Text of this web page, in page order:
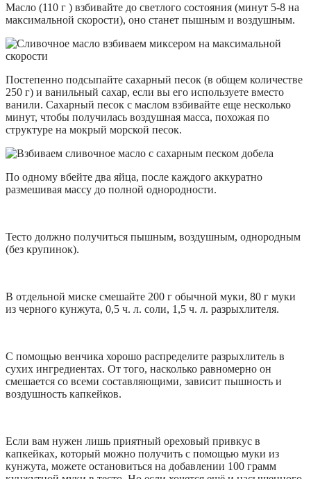
Масло (110 г ) взбивайте до светлого состояния (минут 5-8 на
максимальной скорости), оно станет пышным и воздушным.
Постепенно подсыпайте сахарный песок (в общем количестве
250 г) и ванильный сахар, если вы его используете вместо
ванили. Сахарный песок с маслом взбивайте еще несколько
минут, чтобы получилась воздушная масса, похожая по
структуре на мокрый морской песок.
По одному вбейте два яйца, после каждого аккуратно
размешивая массу до полной однородности.
Тесто должно получиться пышным, воздушным, однородным
(без крупинок).
В отдельной миске смешайте 200 г обычной муки, 80 г муки
из черного кунжута, 0,5 ч. л. соли, 1,5 ч. л. разрыхлителя.
С помощью венчика хорошо распределите разрыхлитель в
сухих ингредиентах. От того, насколько равномерно он
смешается со всеми составляющими, зависит пышность и
воздушность капкейков.
Если вам нужен лишь приятный ореховый привкус в
капкейках, который можно получить с помощью муки из
кунжута, можете остановиться на добавлении 100 грамм